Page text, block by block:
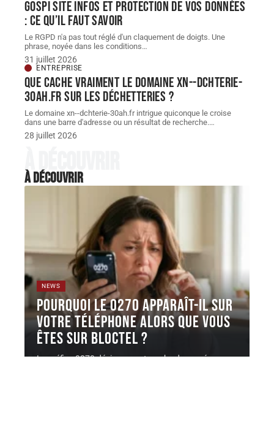
Gospi site infos et protection de vos données
: ce qu’il faut savoir
Le RGPD n'a pas tout réglé d'un claquement de doigts. Une
phrase, noyée dans les conditions…
31 juillet 2026
ENTREPRISE
Que cache vraiment le domaine xn--dchterie-
30ah.fr sur les déchetteries ?
Le domaine xn--dchterie-30ah.fr intrigue quiconque le croise
dans une barre d'adresse ou un résultat de recherche.…
28 juillet 2026
À découvrir
À découvrir
NEWS
Pourquoi le 0270 apparaît-il sur
votre téléphone alors que vous
êtes sur Bloctel ?
Le préfixe 0270 désigne une tranche de numéros